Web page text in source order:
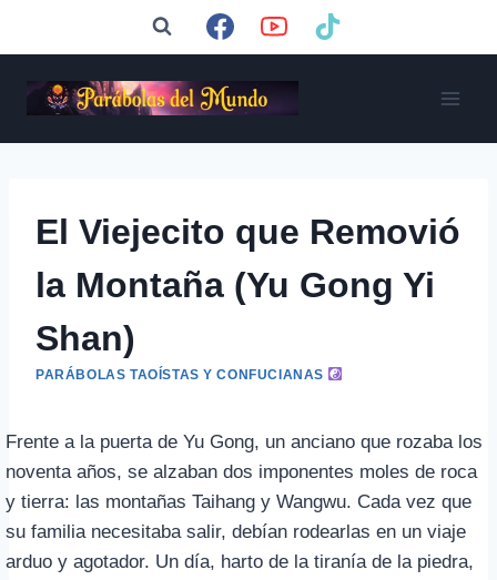
El Viejecito que Removió
la Montaña (Yu Gong Yi
Shan)
PARÁBOLAS TAOÍSTAS Y CONFUCIANAS
Frente a la puerta de Yu Gong, un anciano que rozaba los
noventa años, se alzaban dos imponentes moles de roca
y tierra: las montañas Taihang y Wangwu. Cada vez que
su familia necesitaba salir, debían rodearlas en un viaje
arduo y agotador. Un día, harto de la tiranía de la piedra,